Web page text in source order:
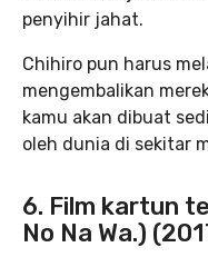
penyihir jahat.
Chihiro pun harus
mengembalikan
kamu akan dibuat
oleh dunia di sekitar
6. Film kartun
No Na Wa.)